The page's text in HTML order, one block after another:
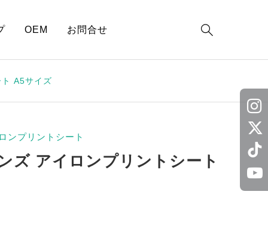
OEM お問合せ 
A5サイズ
ンプリントシート
ズ アイロンプリントシート